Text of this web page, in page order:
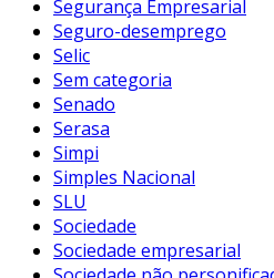
Segurança Empresarial
Seguro-desemprego
Selic
Sem categoria
Senado
Serasa
Simpi
Simples Nacional
SLU
Sociedade
Sociedade empresarial